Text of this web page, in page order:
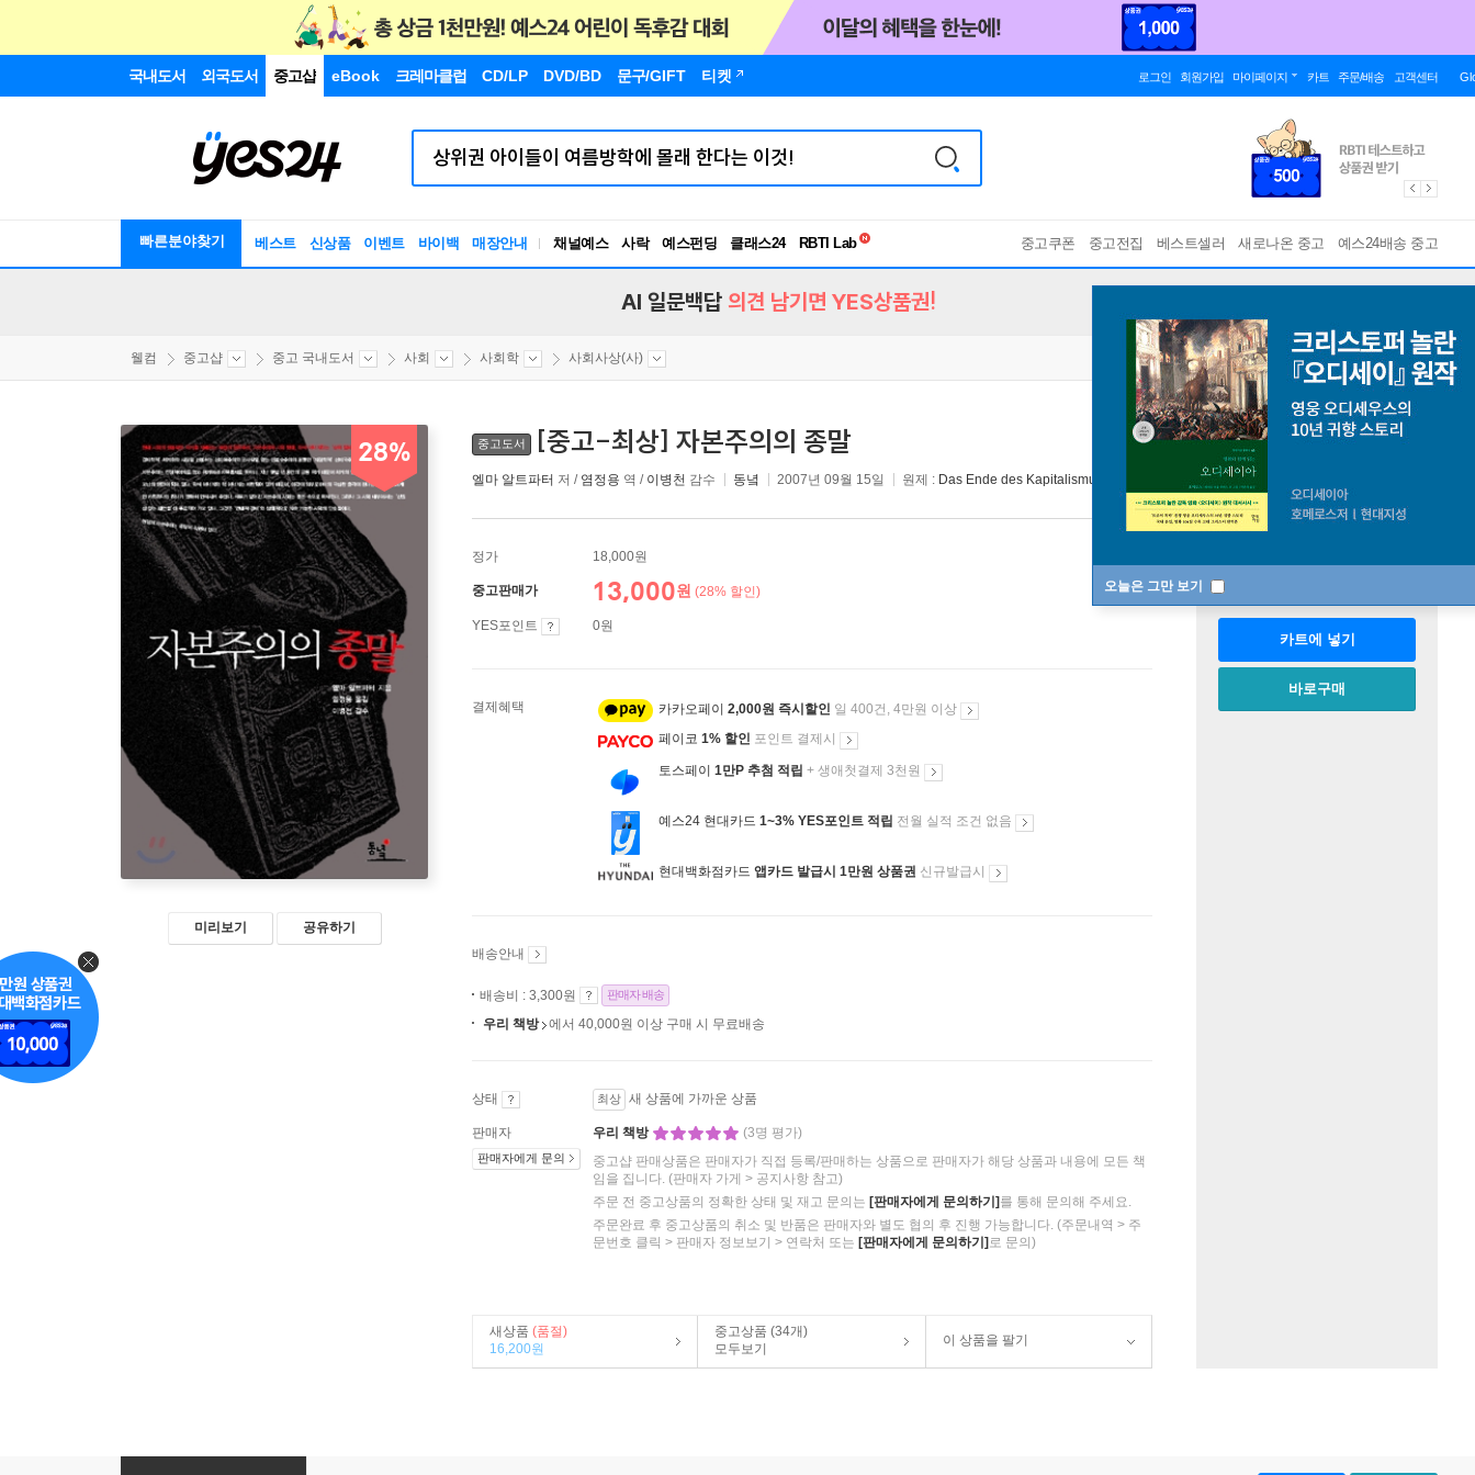
국내도서 외국도서 중고샵 eBook 크레마클럽 CD/LP DVD/BD 문구/GIFT 티켓 로그인 회원가입 마이페이지 카트 주문/배송 고객센터
빠른분야찾기 베스트 신상품 이벤트 바이백 매장안내 채널예스 사락 예스펀딩 클래스24
RBTI Lab
독서유형검사
중고쿠폰 중고전집 베스트셀러 새로나온 중고 예스24배송 중고
오늘은 그만 보기
AI 일문백답 의견 남기면 YES상품권!
웰컴 중고샵 중고 국내도서 사회 사회학 사회사상(사)
28%
미리보기 공유하기
중고도서 [중고-최상] 자본주의의 종말
엘마 알트파터 저 / 염정용 역 / 이병천 감수 동녘 2007년 09월 15일 원제 : Das Ende des Kapitalismus,wie wir ihn kennen
정가 18,000원
중고판매가 13,000원 (28% 할인)
YES포인트 0원
결제혜택 카카오페이 2,000원 즉시할인 일 400건, 4만원 이상
페이코 1% 할인 포인트 결제시
토스페이 1만P 추첨 적립 + 생애첫결제 3천원
예스24 현대카드 1~3% YES포인트 적립 전월 실적 조건 없음
현대백화점카드 앱카드 발급시 1만원 상품권 신규발급시
배송안내
배송비 : 3,300원 판매자 배송
우리 책방 에서 40,000원 이상 구매 시 무료배송
상태 최상 새 상품에 가까운 상품
판매자
판매자에게 문의
우리 책방
(3명 평가)
중고샵 판매상품은 판매자가 직접 등록/판매하는 상품으로 판매자가 해당 상품과 내용에 모든 책
임을 집니다. (판매자 가게 > 공지사항 참고)
주문 전 중고상품의 정확한 상태 및 재고 문의는 [판매자에게 문의하기] 를 통해 문의해 주세요.
주문완료 후 중고상품의 취소 및 반품은 판매자와 별도 협의 후 진행 가능합니다. (주문내역 > 주
문번호 클릭 > 판매자 정보보기 > 연락처 또는 [판매자에게 문의하기] 로 문의)
새상품 (품절)
16,200원
중고상품 (34개)
모두보기
이 상품을 팔기
수량
카트에 넣기
바로구매